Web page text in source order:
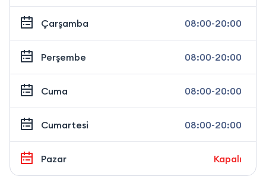
Çarşamba 08:00-20:00
Perşembe 08:00-20:00
Cuma 08:00-20:00
Cumartesi 08:00-20:00
Pazar Kapalı